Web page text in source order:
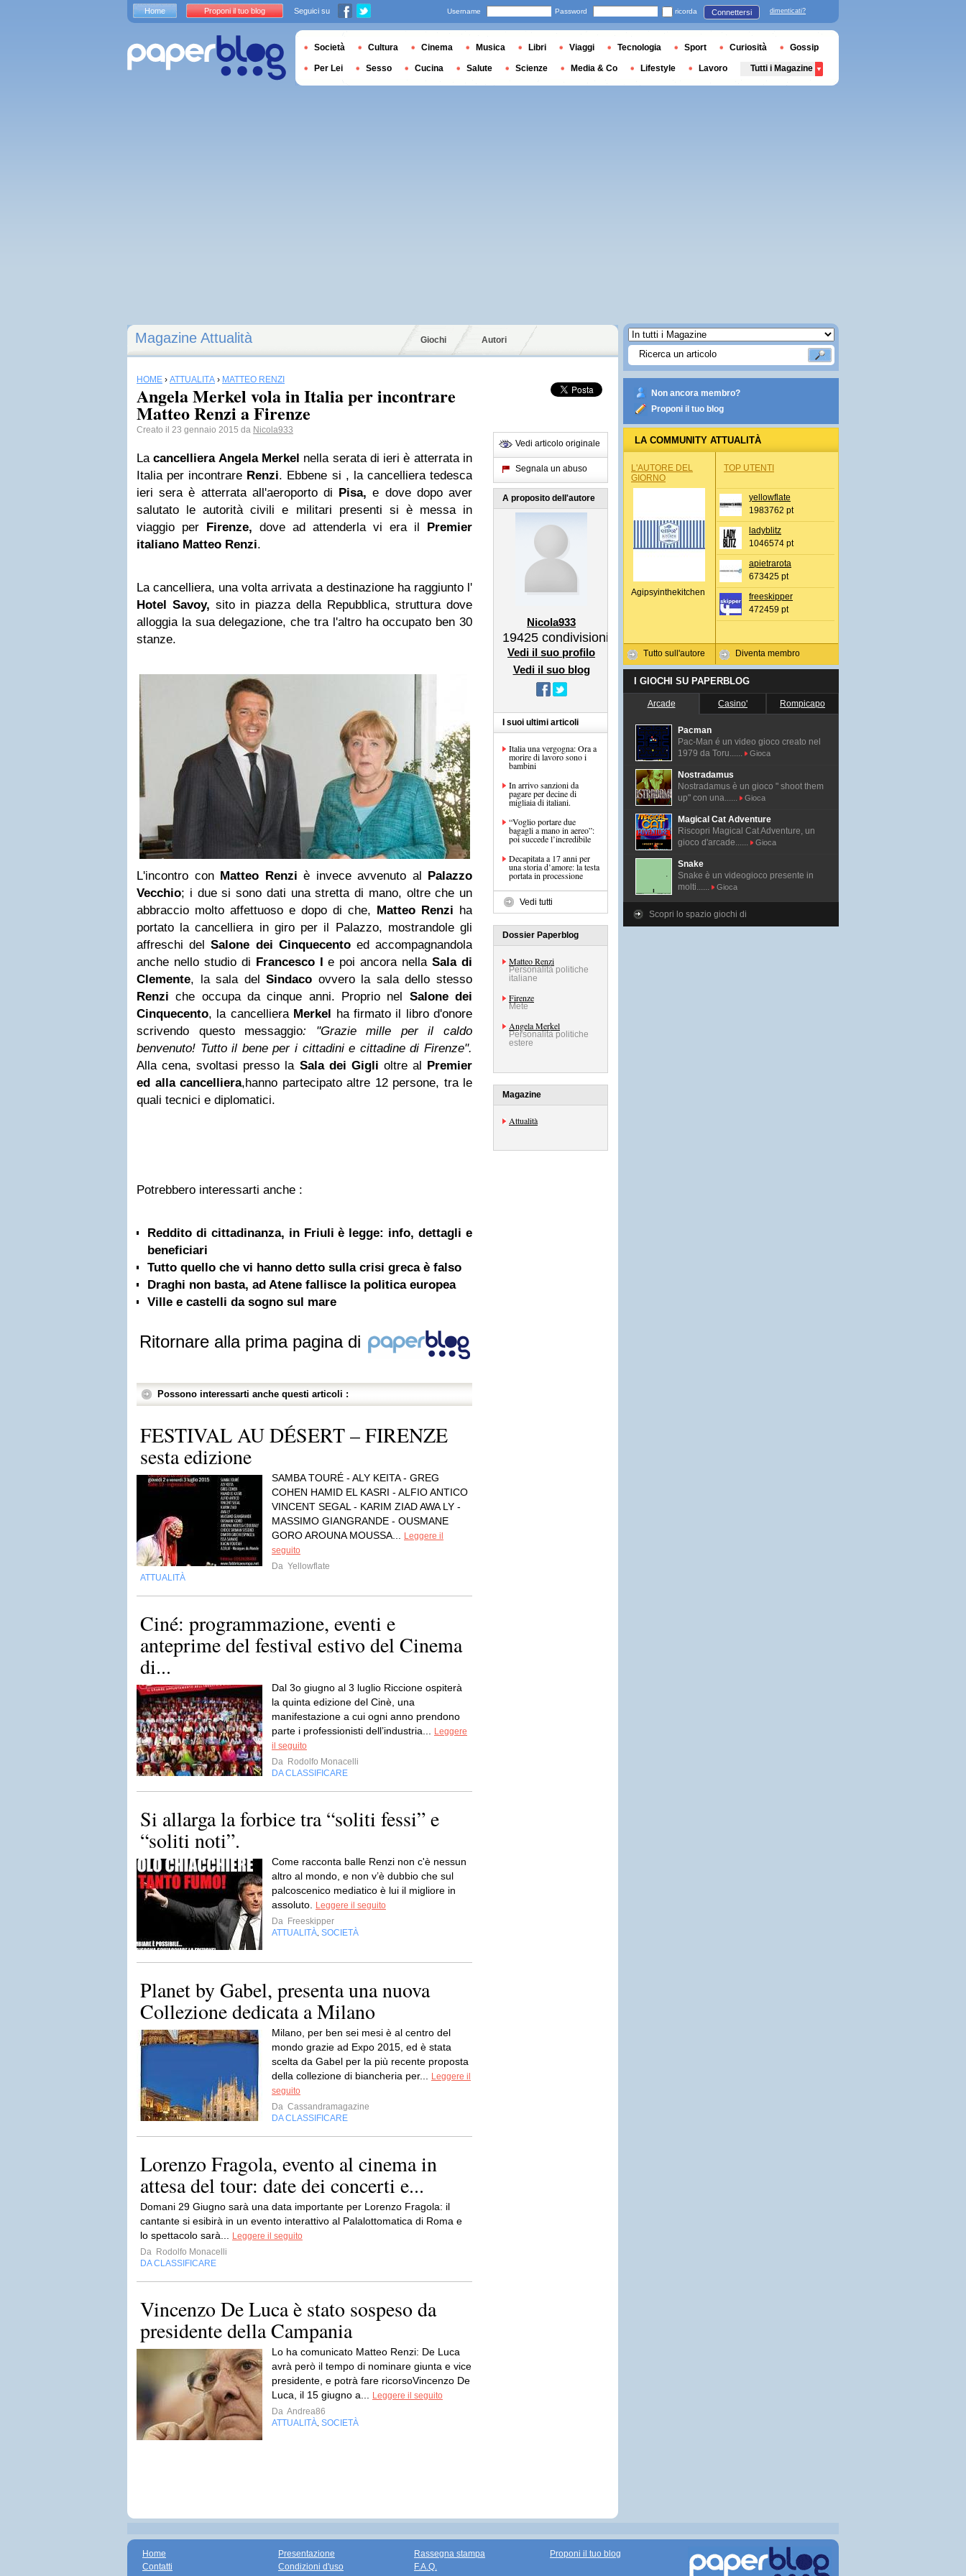
Magazine Attualità Giochi Autori
HOME › ATTUALITÀ › MATTEO RENZI
Angela Merkel vola in Italia per incontrare
Matteo Renzi a Firenze
Creato il 23 gennaio 2015 da Nicola933
Lacancelliera Angela Merkel nella serata di ieri è atterrata in
Italia per incontrare Renzi. Ebbene si , la cancelliera tedesca
ieri sera è atterrata all'aeroporto di Pisa, e dove dopo aver
salutato le autorità civili e militari presenti si è messa in
viaggio per Firenze, dove ad attenderla vi era il Premier
italiano Matteo Renzi.
La cancelliera, una volta arrivata a destinazione ha raggiunto l'
Hotel Savoy, sito in piazza della Repubblica, struttura dove
alloggia la sua delegazione, che tra l'altro ha occupato ben 30
stanze.
L'incontro con Matteo Renzi è invece avvenuto al Palazzo
Vecchio; i due si sono dati una stretta di mano, oltre che un
abbraccio molto affettuoso e dopo di che, Matteo Renzi ha
portato la cancelliera in giro per il Palazzo, mostrandole gli
affreschi delSalone dei Cinquecentoed accompagnandola
anche nello studio di Francesco I e poi ancora nellaSala di
Clemente, la sala delSindaco ovvero la sala dello stesso
Renzi che occupa da cinque anni. Proprio nel Salone dei
Cinquecento, la cancelliera Merkel ha firmato il libro d'onore
scrivendo questo messaggio: "Grazie mille per il caldo
benvenuto! Tutto il bene per i cittadini e cittadine di Firenze".
Alla cena, svoltasi presso la Sala dei Gigli oltre al Premier
ed alla cancelliera,hanno partecipato altre 12 persone, tra le
quali tecnici e diplomatici.
Potrebbero interessarti anche :
Reddito di cittadinanza, in Friuli è legge: info, dettagli e
beneficiari
Tutto quello che vi hanno detto sulla crisi greca è falso
Draghi non basta, ad Atene fallisce la politica europea
Ville e castelli da sogno sul mare
Ritornare alla prima pagina di
Possono interessarti anche questi articoli :
FESTIVAL AU DÉSERT – FIRENZE
sesta edizione
SAMBA TOURÉ - ALY KEITA - GREG
COHEN HAMID EL KASRI - ALFIO ANTICO
VINCENT SEGAL - KARIM ZIAD AWA LY -
MASSIMO GIANGRANDE - OUSMANE
GORO AROUNA MOUSSA...
Leggere il
seguito
Da Yellowflate
ATTUALITÀ
Ciné: programmazione, eventi e
anteprime del festival estivo del Cinema
di...
Dal 3o giugno al 3 luglio Riccione ospiterà
la quinta edizione del Cinè, una
manifestazione a cui ogni anno prendono
parte i professionisti dell’industria...
Leggere
il seguito
Da Rodolfo Monacelli
DA CLASSIFICARE
Si allarga la forbice tra “soliti fessi” e
“soliti noti”.
Come racconta balle Renzi non c'è nessun
altro al mondo, e non v’è dubbio che sul
palcoscenico mediatico è lui il migliore in
assoluto.
Leggere il seguito
Da Freeskipper
ATTUALITÀ SOCIETÀ
Planet by Gabel, presenta una nuova
Collezione dedicata a Milano
Milano, per ben sei mesi è al centro del
mondo grazie ad Expo 2015, ed è stata
scelta da Gabel per la più recente proposta
della collezione di biancheria per...
Leggere il
seguito
Da Cassandramagazine
DA CLASSIFICARE
Lorenzo Fragola, evento al cinema in
attesa del tour: date dei concerti e...
Domani 29 Giugno sarà una data importante per Lorenzo Fragola: il
cantante si esibirà in un evento interattivo al Palalottomatica di Roma e
lo spettacolo sarà...
Leggere il seguito
Da Rodolfo Monacelli
DA CLASSIFICARE
Vincenzo De Luca è stato sospeso da
presidente della Campania
Lo ha comunicato Matteo Renzi: De Luca
avrà però il tempo di nominare giunta e vice
presidente, e potrà fare ricorsoVincenzo De
Luca, il 15 giugno a...
Leggere il seguito
Da Andrea86
ATTUALITÀ SOCIETÀ
Vedi articolo originale
Segnala un abuso
A proposito dell'autore
Nicola933
19425 condivisioni
Vedi il suo profilo
Vedi il suo blog
I suoi ultimi articoli
Italia una vergogna: Ora a
morire di lavoro sono i
bambini
In arrivo sanzioni da
pagare per decine di
migliaia di italiani.
“Voglio portare due
bagagli a mano in aereo”:
poi succede l’incredibile
Decapitata a 17 anni per
una storia d’amore: la testa
portata in processione
Vedi tutti
Dossier Paperblog
Matteo Renzi
Personalità politiche
italiane
Firenze
Mete
Angela Merkel
Personalità politiche
estere
Magazine
Attualità
Non ancora membro?
Proponi il tuo blog
LA COMMUNITY ATTUALITÀ
L'AUTORE DEL
GIORNO
Agipsyinthekitchen
Tutto sull'autore
TOP UTENTI
yellowflate
1983762 pt
ladyblitz
1046574 pt
apietrarota
673425 pt
freeskipper
472459 pt
Diventa membro
I GIOCHI SU PAPERBLOG
Arcade Casino' Rompicapo
Pacman
Pac-Man é un video gioco creato nel
1979 da Toru......
Gioca
Nostradamus
Nostradamus è un gioco " shoot them
up" con una......
Gioca
Magical Cat Adventure
Riscopri Magical Cat Adventure, un
gioco d'arcade......
Gioca
Snake
Snake è un videogioco presente in
molti......
Gioca
Scopri lo spazio giochi di
Home Proponi il tuo blog Seguici su Username Password ricorda Connettersi dimenticati?
Società Cultura Cinema Musica Libri Viaggi Tecnologia Sport Curiosità Gossip
Per Lei Sesso Cucina Salute Scienze Media & Co Lifestyle Lavoro Tutti i Magazine
Home
Contatti
Presentazione
Condizioni d'uso
Rassegna stampa
F.A.Q.
Proponi il tuo blog